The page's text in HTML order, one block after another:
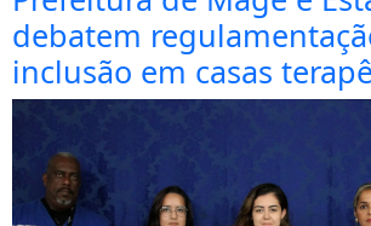
debatem
inclusão em casas